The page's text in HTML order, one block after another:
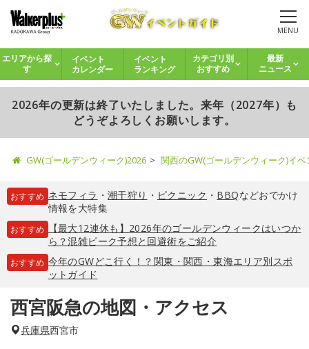
MENU
エリアから探
す
イベント
カレンダー
イベント
ランキング
カテゴリ別
おすすめ
最新
ニュース
2026年の更新は終了いたしました。来年（2027年）も
どうぞよろしくお願いします。
GW(ゴールデンウィーク)2026 関西のGW(ゴールデンウィーク)イ
おすすめ ネモフィラ ・ 潮干狩り ・ ピクニック ・ BBQなどおでかけ
情報を大特集
おすすめ
【最大12連休も】2026年のゴールデンウィークはいつか
ら？混雑ピーク予想と回避術をご紹介
おすすめ 今年のGWどこ行く！？関東・関西・東海エリア別スポ
ットガイド
西宮阪急の地図・アクセス
兵庫県西宮市